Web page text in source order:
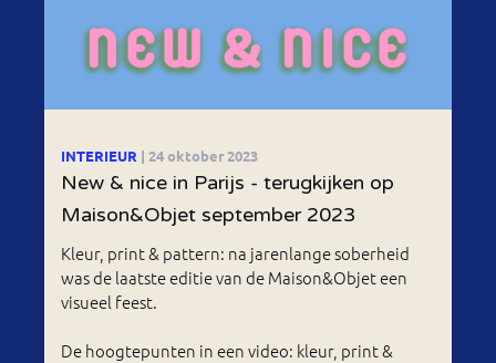
INTERIEUR | 24 oktober 2023
New & nice in Parijs - terugkijken op
Maison&Objet september 2023
Kleur, print & pattern: na jarenlange soberheid
was de laatste editie van de Maison&Objet een
visueel feest.
De hoogtepunten in een video: kleur, print &